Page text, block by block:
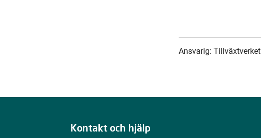
Ansvarig: Tillväxtverket
Kontakt och hjälp